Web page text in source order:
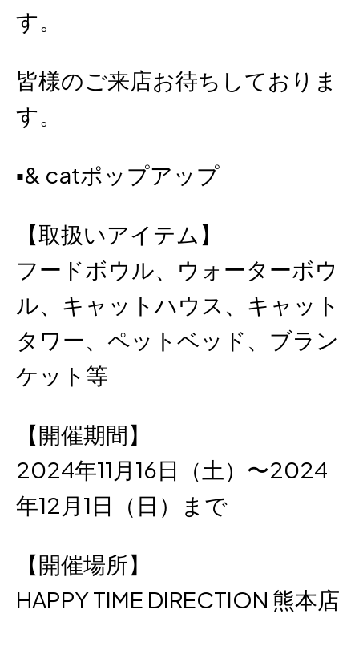
す。
皆様のご来店お待ちしておりま
す。
︎▪& catポップアップ
【取扱いアイテム】
フードボウル、ウォーターボウ
ル、キャットハウス、キャット
タワー、ペットベッド、ブラン
ケット等
【開催期間】
2024年11月16日（土）〜2024
年12月1日（日）まで
【開催場所】
HAPPY TIME DIRECTION 熊本店